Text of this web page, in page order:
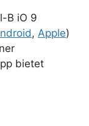
B iO 9
, Apple)
bietet